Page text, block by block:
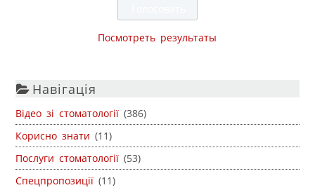
Посмотреть результаты
Навігація
Відео зі стоматології (386)
Корисно знати (11)
Послуги стоматології (53)
Спецпропозиції (11)